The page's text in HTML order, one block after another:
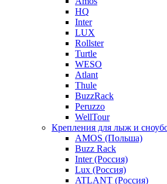
HQ
Inter
LUX
Rollster
Turtle
WESO
Atlant
Thule
BuzzRack
Peruzzo
WellTour
Крепления для лыж и
AMOS (Польша)
Buzz Rack
Inter (Россия)
Lux (Россия)
ATLANT (Россия)